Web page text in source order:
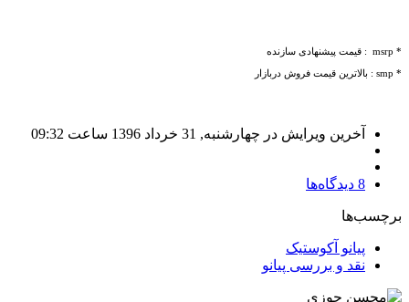
* msrp :‌ قیمت پیشنهادی سازنده
* smp : بالاترین قیمت فروش دربازار
آخرین ویرایش در چهارشنبه, 31 خرداد 1396 ساعت 09:32
8 دیدگاه‌ها
برچسب‌ها
پیانو آکوستیک
نقد و بررسی پیانو